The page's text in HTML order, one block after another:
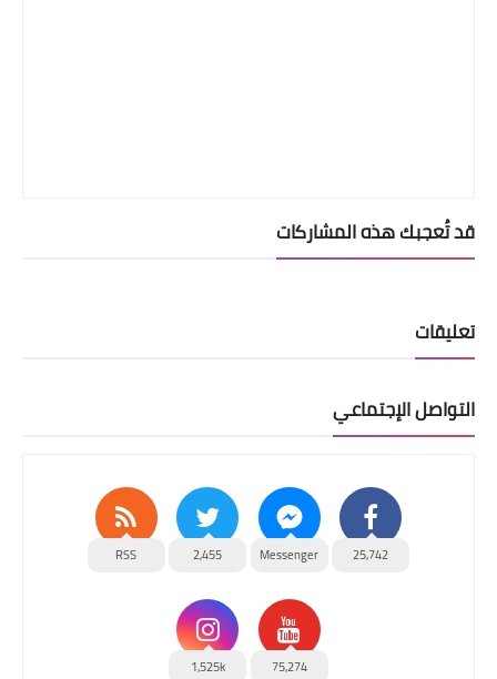
قد تُعجبك هذه المشاركات
تعليقات
التواصل الإجتماعي
25,742
Messenger
2,455
RSS
75,274
1,525k